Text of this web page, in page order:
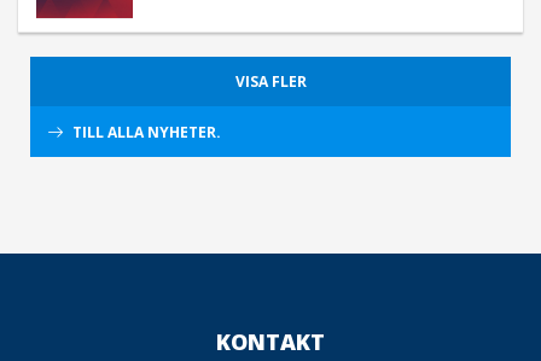
VISA FLER
TILL ALLA NYHETER.
KONTAKT